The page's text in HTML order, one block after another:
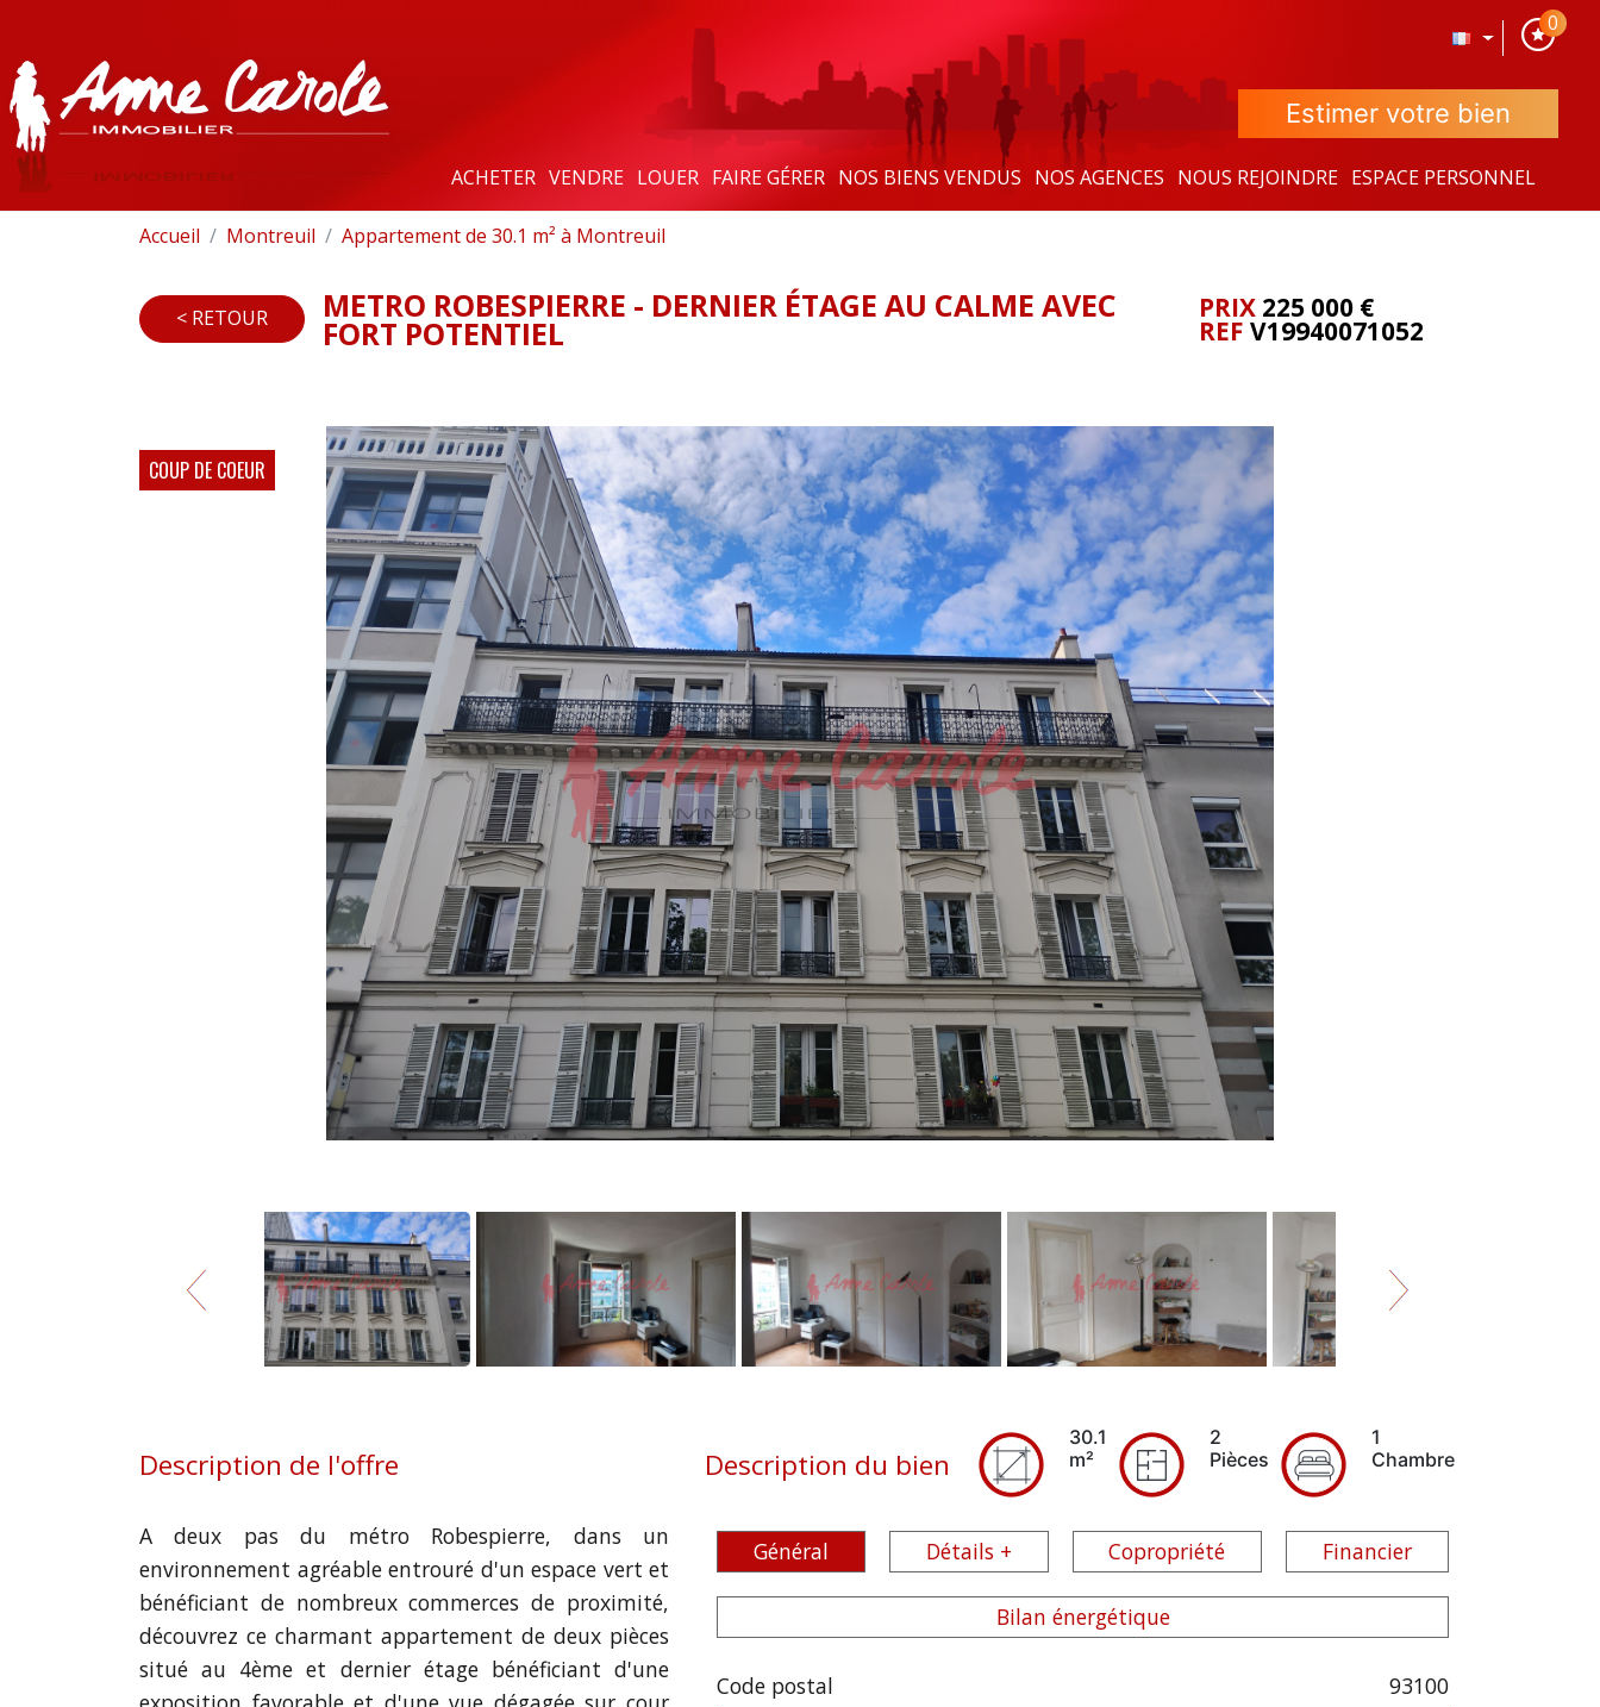
ACHETER VENDRE LOUER FAIRE GÉRER NOS BIENS VENDUS NOS AGENCES NOUS REJOINDRE ESPACE PERSONNEL
0
Estimer votre bien
Accueil Montreuil Appartement de 30.1 m² à Montreuil
< RETOUR METRO ROBESPIERRE - DERNIER ÉTAGE AU CALME AVEC
FORT POTENTIEL
PRIX 225 000 €
REF V19940071052
COUP DE COEUR
Description de l'offre
A deux pas du métro Robespierre, dans un
environnement agréable entrouré d'un espace vert et
bénéficiant de nombreux commerces de proximité,
découvrez ce charmant appartement de deux pièces
situé au 4ème et dernier étage bénéficiant d'une
Description du bien
30.1
m²
2
Pièces
1
Chambre
Général Détails + Copropriété Financier
Bilan énergétique
Label Value
Code postal
93100